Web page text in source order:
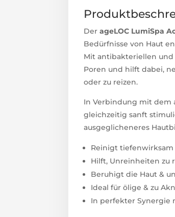
DerageLOC LumiSpa
Bedürfnisse von Haut
Mit antibakteriellen
Poren und hilft dabei,
oder zu reizen.
In Verbindung mit dem
gleichzeitig sanft
ausgeglicheneres
Reinigt
Hilft, Unreinheiten zu
Beruhigt die Haut &
Ideal für ölige & zu
In perfekter Synergie